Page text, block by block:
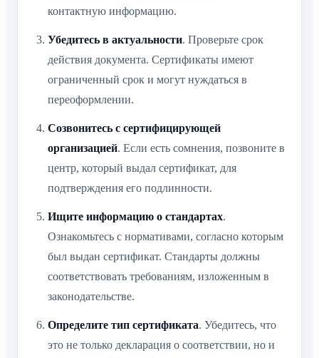
контактную информацию.
Убедитесь в актуальности. Проверьте срок
действия документа. Сертификаты имеют
ограниченный срок и могут нуждаться в
переоформлении.
Созвонитесь с сертифицирующей
организацией. Если есть сомнения, позвоните в
центр, который выдал сертификат, для
подтверждения его подлинности.
Ищите информацию о стандартах.
Ознакомьтесь с нормативами, согласно которым
был выдан сертификат. Стандарты должны
соответствовать требованиям, изложенным в
законодательстве.
Определите тип сертификата. Убедитесь, что
это не только декларация о соответствии, но и